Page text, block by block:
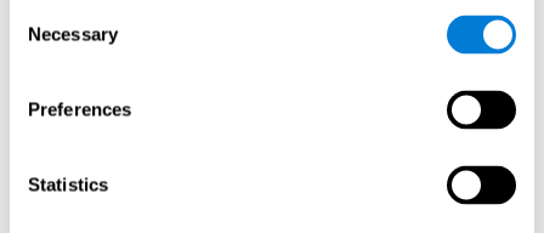
Selection
Necessary
Preferences
Statistics
المعرفية؟
بشكل منتظم. وبالتالي ، إذا لم يتم استخدام المهارات المعرفية بشكل
طبيعي ، فإن الدماغ لا يوفر الموارد لهذا النمط من التنشيط العصبي. هذا
يجعلنا أقل قدرة على استخدام تلك الوظيفة المعرفية ، مما يجعلنا أقل